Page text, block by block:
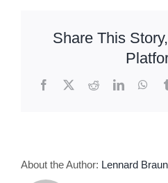
Share This
Facebook
X RedditLinkedIn
About the Author: Lennard